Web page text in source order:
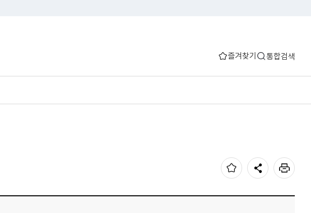
즐겨찾기 통합검색